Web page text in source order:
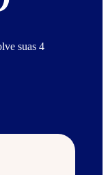
suas 4